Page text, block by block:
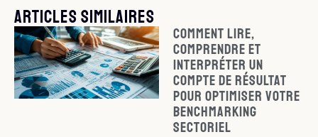
Articles similaires
Comment lire,
comprendre et
interpréter un
compte de résultat
pour optimiser votre
benchmarking
sectoriel